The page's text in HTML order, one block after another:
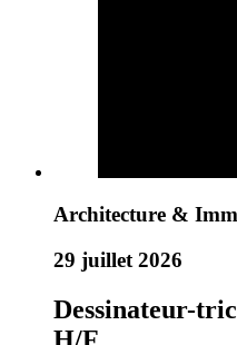
Architecture &
29 juillet 2026
Dessinateur-